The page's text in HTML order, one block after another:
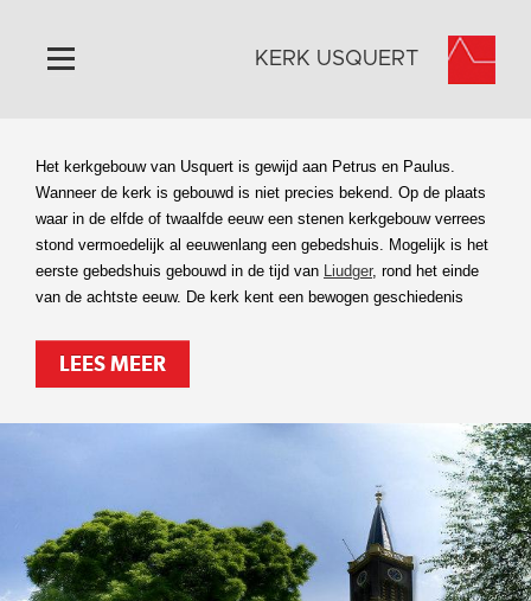
Home
Algemeen
Historie
Omgeving
Activiteiten
Steun ons
Contact
Vaktaal
KERK USQUERT
Het kerkgebouw van Usquert is gewijd aan Petrus en Paulus.
Wanneer de kerk is gebouwd is niet precies bekend. Op de plaats
waar in de elfde of twaalfde eeuw een stenen kerkgebouw verrees
stond vermoedelijk al eeuwenlang een gebedshuis. Mogelijk is het
eerste gebedshuis gebouwd in de tijd van Liudger, rond het einde
van de achtste eeuw. De kerk kent een bewogen geschiedenis
LEES MEER